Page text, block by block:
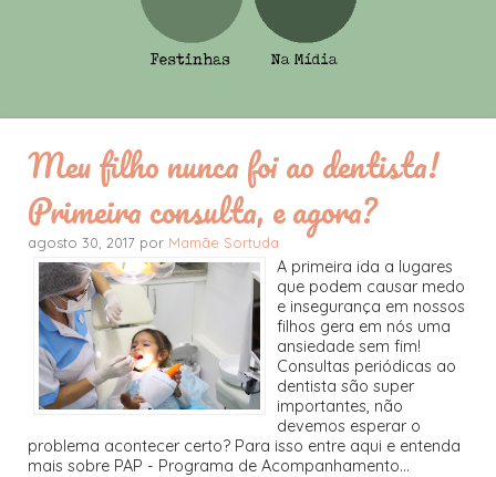
Meu filho nunca foi ao dentista!
Primeira consulta, e agora?
agosto 30, 2017 por Mamãe Sortuda
A primeira ida a lugares
que podem causar medo
e insegurança em nossos
filhos gera em nós uma
ansiedade sem fim!
Consultas periódicas ao
dentista são super
importantes, não
devemos esperar o
problema acontecer certo? Para isso entre aqui e entenda
mais sobre PAP - Programa de Acompanhamento...